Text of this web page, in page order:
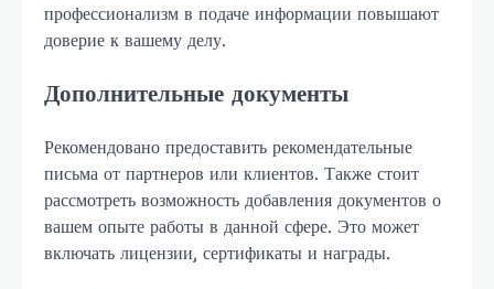
профессионализм в подаче информации повышают
доверие к вашему делу.
Дополнительные документы
Рекомендовано предоставить рекомендательные
письма от партнеров или клиентов. Также стоит
рассмотреть возможность добавления документов о
вашем опыте работы в данной сфере. Это может
включать лицензии, сертификаты и награды.